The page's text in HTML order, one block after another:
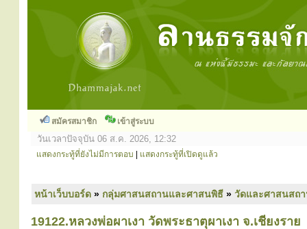
สมัครสมาชิก เข้าสู่ระบบ
วันเวลาปัจจุบัน 06 ส.ค. 2026, 12:32
แสดงกระทู้ที่ยังไม่มีการตอบ แสดงกระทู้ที่เปิดดูแล้ว
หน้าเว็บบอร์ด » กลุ่มศาสนสถานและศาสนพิธี » วัดและศาสนสถ
19122.หลวงพ่อผาเงา วัดพระธาตุผาเงา จ.เชียงราย